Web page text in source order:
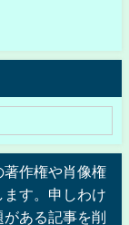
著作権や肖像権
す。申しわけ
ある記事を削